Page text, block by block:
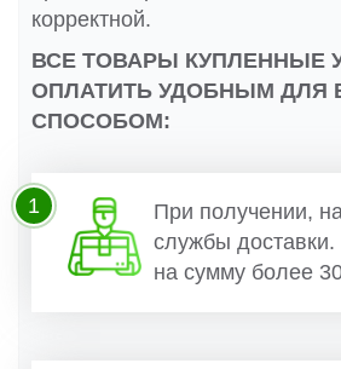
корректной.
ВСЕ ТОВАРЫ КУПЛЕННЫЕ
ОПЛАТИТЬ УДОБНЫМ ДЛЯ
СПОСОБОМ:
При получении,
службы доставки.
на сумму более
1